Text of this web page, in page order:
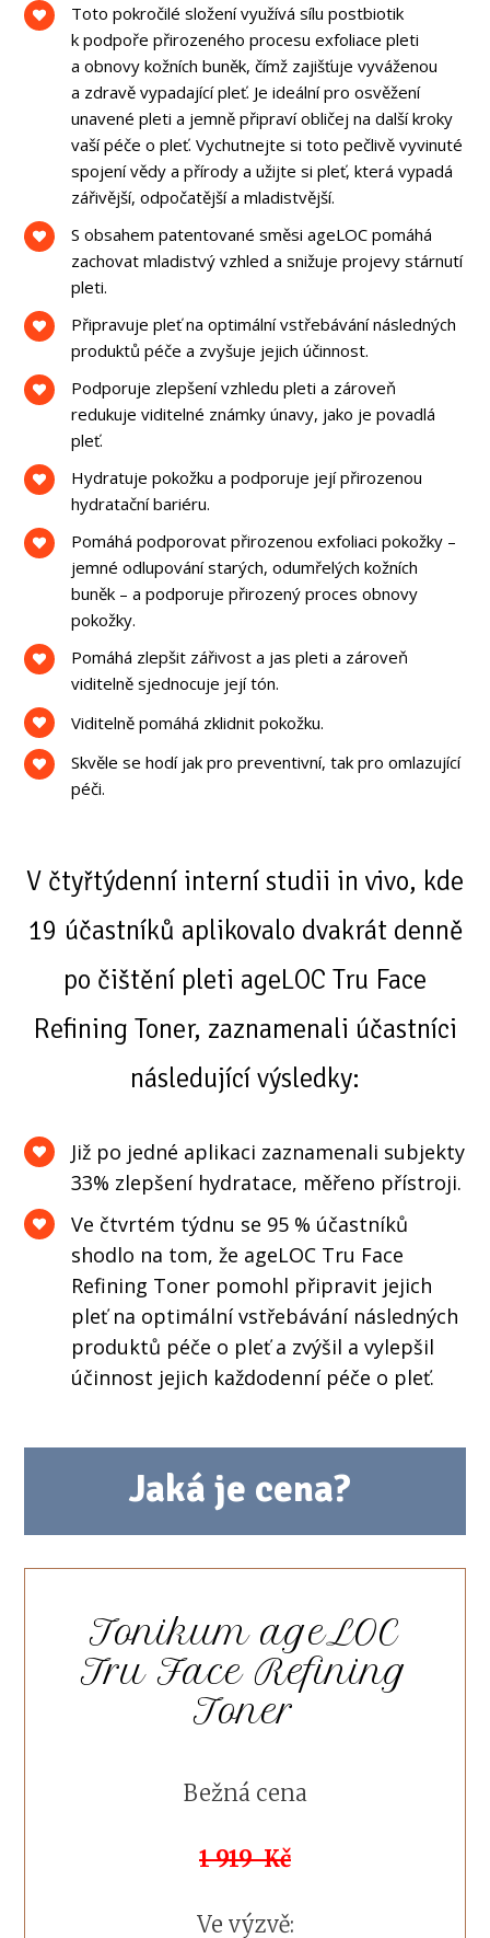
Toto pokročilé složení využívá sílu postbiotik
k podpoře přirozeného procesu exfoliace pleti
a obnovy kožních buněk, čímž zajišťuje vyváženou
a zdravě vypadající pleť. Je ideální pro osvěžení
unavené pleti a jemně připraví obličej na další kroky
vaší péče o pleť. Vychutnejte si toto pečlivě vyvinuté
spojení vědy a přírody a užijte si pleť, která vypadá
zářivější, odpočatější a mladistvější.
S obsahem patentované směsi ageLOC pomáhá
zachovat mladistvý vzhled a snižuje projevy stárnutí
pleti.
Připravuje pleť na optimální vstřebávání následných
produktů péče a zvyšuje jejich účinnost.
Podporuje zlepšení vzhledu pleti a zároveň
redukuje viditelné známky únavy, jako je povadlá
pleť.
Hydratuje pokožku a podporuje její přirozenou
hydratační bariéru.
Pomáhá podporovat přirozenou exfoliaci pokožky –
jemné odlupování starých, odumřelých kožních
buněk – a podporuje přirozený proces obnovy
pokožky.
Pomáhá zlepšit zářivost a jas pleti a zároveň
viditelně sjednocuje její tón.
Viditelně pomáhá zklidnit pokožku.
Skvěle se hodí jak pro preventivní, tak pro omlazující
péči.
V čtyřtýdenní interní studii in vivo, kde
19 účastníků aplikovalo dvakrát denně
po čištění pleti ageLOC Tru Face
Refining Toner, zaznamenali účastníci
následující výsledky:
Již po jedné aplikaci zaznamenali subjekty
33% zlepšení hydratace, měřeno přístroji.
Ve čtvrtém týdnu se 95 % účastníků
shodlo na tom, že ageLOC Tru Face
Refining Toner pomohl připravit jejich
pleť na optimální vstřebávání následných
produktů péče o pleť a zvýšil a vylepšil
účinnost jejich každodenní péče o pleť.
Jaká je cena?
Tonikum ageLOC
Tru Face Refining
Toner
Bežná cena
1 919 Kč
Ve výzvě: